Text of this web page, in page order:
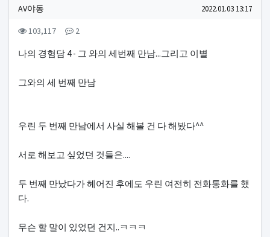
작성자 정보
AV야동 작성일
2022.01.03 13:17
컨텐츠 정보
103,117조회 2
본문
나의 경험담 4 - 그 와의 세번째 만남...그리고 이별
그와의 세 번째 만남
우린 두 번째 만남에서 사실 해볼 건 다 해봤다^^
서로 해보고 싶었던 것들은....
두 번째 만났다가 헤어진 후에도 우린 여전히 전화통화를 했
다.
무슨 할 말이 있었던 건지..ㅋㅋㅋ